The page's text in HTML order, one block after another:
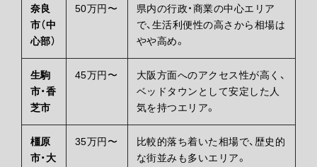
奈良
市（中
心部）
50万円〜
県内の行政・商業の中心エリア
で、生活利便性の高さから相場は
やや高め。
生駒
市・香
芝市
45万円〜
大阪方面へのアクセス性が高く、
ベッドタウンとして安定した人
気を持つエリア。
橿原
市・大
35万円〜
比較的落ち着いた相場で、歴史的
な街並みも多いエリア。